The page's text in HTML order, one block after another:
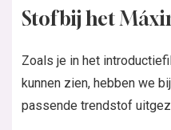
Stof bij het
Zoals je in het
kunnen zien, hebben we
passende trendstof